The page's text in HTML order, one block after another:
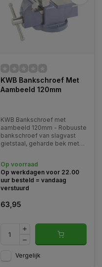
KWB Bankschroef Met
Aambeeld 120mm
KWB Bankschroef met
aambeeld 120mm - Robuuste
bankschroef van slagvast
gietstaal, geharde bek met
Op voorraad
Op werkdagen voor 22.00
uur besteld = vandaag
verstuurd
63,95
Vergelijk